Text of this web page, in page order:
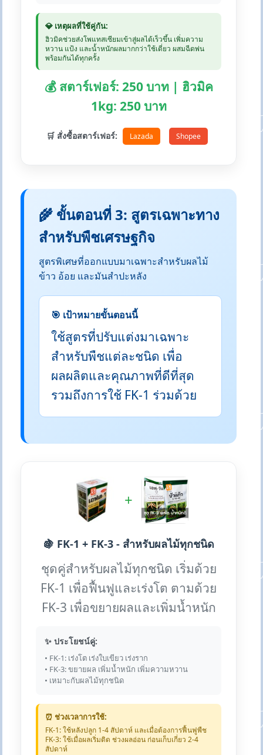
💎 เหตุผลที่ใช้คู่กัน:
ฮิวมิคช่วยส่งโพแทสเซียมเข้าสู่ผลได้เร็วขึ้น เพิ่มความ
หวาน แป้ง และน้ำหนักผลมากกว่าใช้เดี่ยว ผสมฉีดพ่น
พร้อมกันได้ทุกครั้ง
💰 สตาร์เฟอร์: 250 บาท | ฮิวมิค
1kg: 250 บาท
🛒 สั่งซื้อสตาร์เฟอร์: Lazada Shopee
🌾 ขั้นตอนที่ 3: สูตรเฉพาะทาง
สำหรับพืชเศรษฐกิจ
สูตรพิเศษที่ออกแบบมาเฉพาะสำหรับผลไม้
ข้าว อ้อย และมันสำปะหลัง
🎯 เป้าหมายขั้นตอนนี้
ใช้สูตรที่ปรับแต่งมาเฉพาะ
สำหรับพืชแต่ละชนิด เพื่อ
ผลผลิตและคุณภาพที่ดีที่สุด
รวมถึงการใช้ FK-1 ร่วมด้วย
+
🍇 FK-1 + FK-3 - สำหรับผลไม้ทุกชนิด
ชุดคู่สำหรับผลไม้ทุกชนิด เริ่มด้วย
FK-1 เพื่อฟื้นฟูและเร่งโต ตามด้วย
FK-3 เพื่อขยายผลและเพิ่มน้ำหนัก
✨ ประโยชน์คู่:
• FK-1: เร่งโต เร่งใบเขียว เร่งราก
• FK-3: ขยายผล เพิ่มน้ำหนัก เพิ่มความหวาน
• เหมาะกับผลไม้ทุกชนิด
⏰ ช่วงเวลาการใช้:
FK-1: ใช้หลังปลูก 1-4 สัปดาห์ และเมื่อต้องการฟื้นฟูพืช
FK-3: ใช้เมื่อผลเริ่มติด ช่วงผลอ่อน ก่อนเก็บเกี่ยว 2-4
สัปดาห์